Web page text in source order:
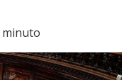
minuto